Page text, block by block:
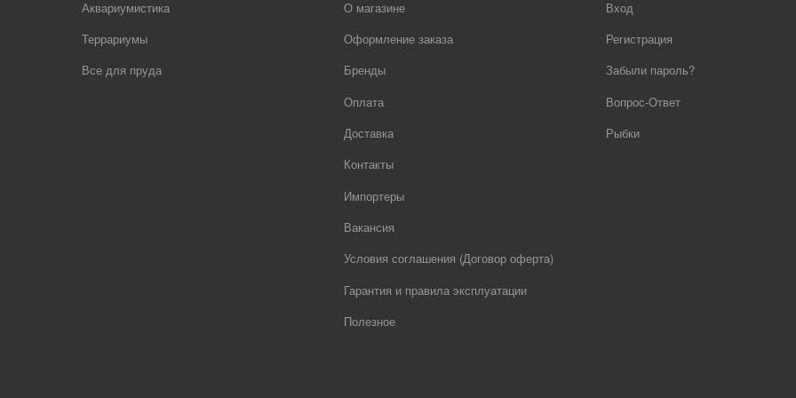
Аквариумистика
Террариумы
Все для пруда
О магазине
Оформление заказа
Бренды
Оплата
Доставка
Контакты
Импортеры
Вакансия
Условия соглашения (Договор оферта)
Гарантия и правила эксплуатации
Полезное
Вход
Регистрация
Забыли пароль?
Вопрос-Ответ
Рыбки